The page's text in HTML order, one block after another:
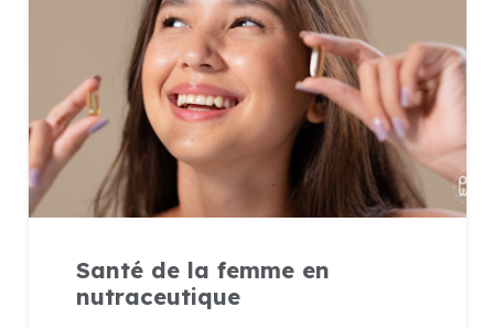
Santé de la femme en
nutraceutique